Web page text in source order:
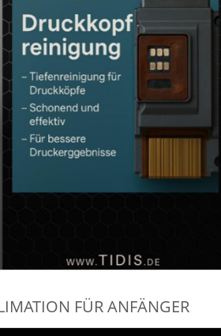
FÜR ANFÄNGER